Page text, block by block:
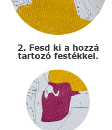
2. Fesd ki a hozzá
tartozó festékkel.